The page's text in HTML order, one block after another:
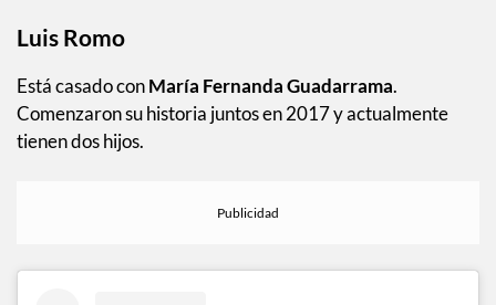
Luis Romo
Está casado conMaría Fernanda Guadarrama.
Comenzaron su historia juntos en 2017 y actualmente
tienen dos hijos.